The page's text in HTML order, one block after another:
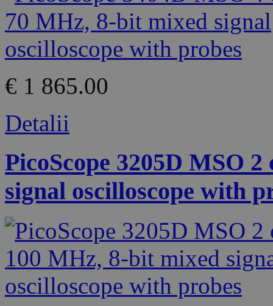
€ 1 865.00
Detalii
PicoScope 3205D MSO
signal oscilloscope with